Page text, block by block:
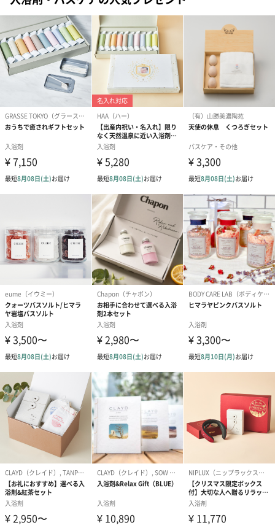
商品と同梱してお届けいたします。
ブライダルロリポップ
（1,122円）
ブライダルロリポップ
タキシード（コーラ味)
（1,122円）
夫婦箸と箸置
生花
生花のブーケを同梱します。
※9-15時にご注文いただく場合、最短のお届け可能日が通常より
も1日遅くなります。
シーズンブーケ（ひま
わり）（1,880円）
ブーケ（ホワイトグリ
ーン）（1,650円）
ブーケ（ピン
（1,650円）
ドライフラワー・プリザーブドフラワー
自然のお花で作ったドライフラワー・プリザーブドフラワーを同
梱します。
一部花材が写真と異なる場合がございます。予めご了承くださ
い。パッケージに入れてお届けします。